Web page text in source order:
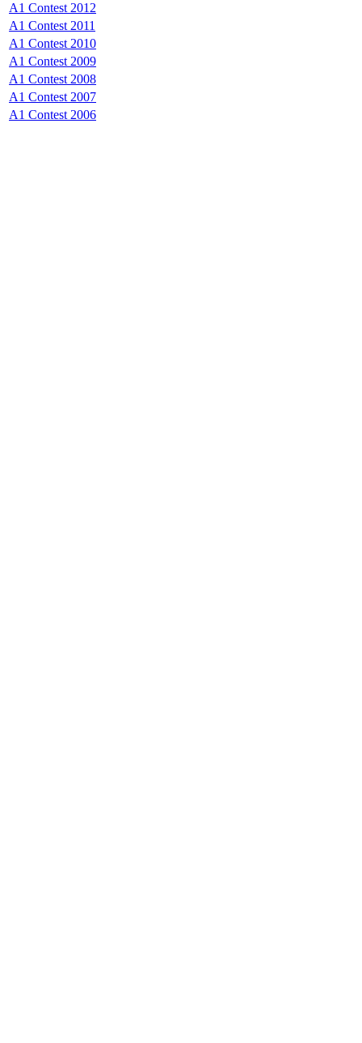
A1 Contest 2012
A1 Contest 2011
A1 Contest 2010
A1 Contest 2009
A1 Contest 2008
A1 Contest 2007
A1 Contest 2006